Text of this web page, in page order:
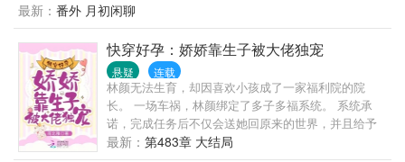
景中，陈木违法了规则 恶诡：你违反了规则，想好自
己怎么死了吗？ 陈木：我说一个数，五个亿！买下诡
异场景！ 恶诡：您的话就是规则。没人比您更懂规
则。
最新： 番外 月初闲聊
快穿好孕：娇娇靠生子被大佬独宠
悬疑 连载
林颜无法生育，却因喜欢小孩成了一家福利院的院
长。 一场车祸，林颜绑定了多子多福系统。 系统承
诺，完成任务后不仅会送她回原来的世界，并且给予
一个亿的酬劳。 一辈子没有拥有过亲生孩子的林颜只
最新： 第483章 大结局